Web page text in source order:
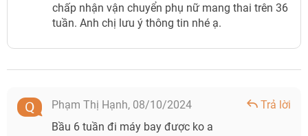
chấp nhận vận chuyển phụ nữ mang thai trên 36
tuần. Anh chị lưu ý thông tin nhé ạ.
Phạm Thị Hạnh, 08/10/2024
Trả lời
Bầu 6 tuần đi máy bay được ko a